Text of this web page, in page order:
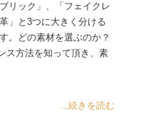
リック」、「フェイクレ
」と3つに大きく分ける
。どの素材を選ぶのか？
ス方法を知って頂き、素
...続きを読む